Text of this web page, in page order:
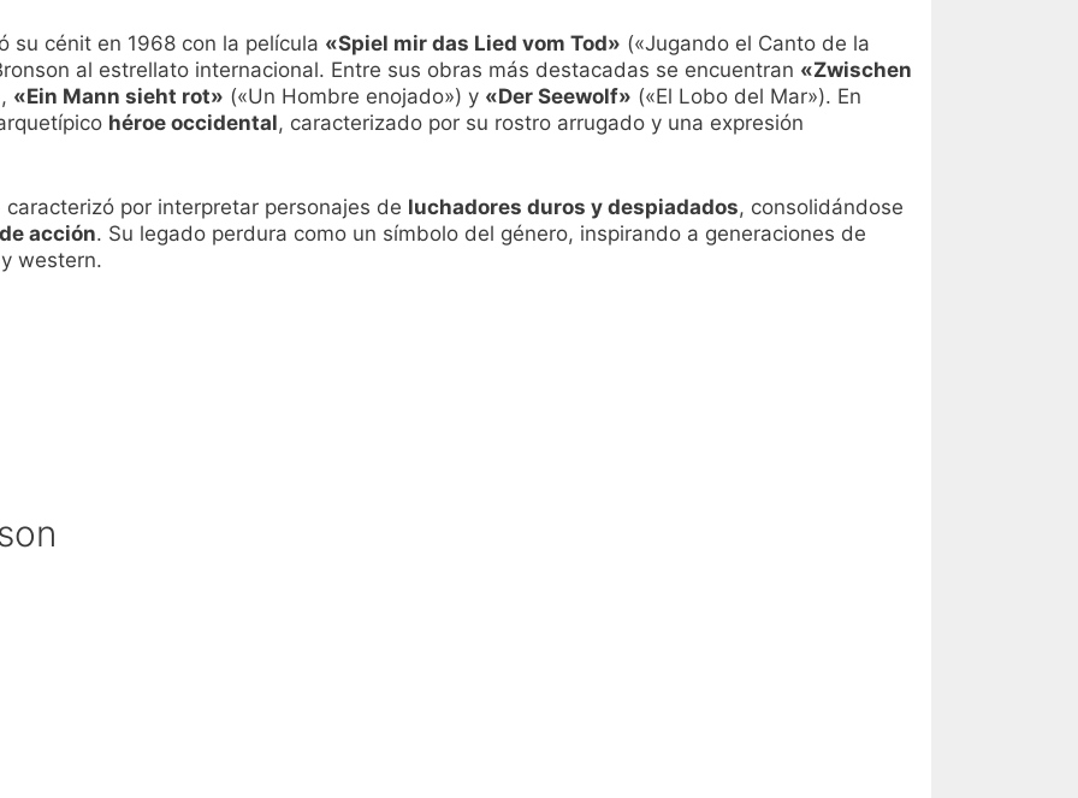
su cénit en 1968 con la película «Spiel mir das Lied vom Tod» («Jugando el Canto de la
al estrellato internacional. Entre sus obras más destacadas se encuentran «Zwischen
«Ein Mann sieht rot» («Un Hombre enojado») y «Der Seewolf» («El Lobo del Mar»). En
héroe occidental, caracterizado por su rostro arrugado y una expresión
por interpretar personajes de luchadores duros y despiadados, consolidándose
acción. Su legado perdura como un símbolo del género, inspirando a generaciones de
western.